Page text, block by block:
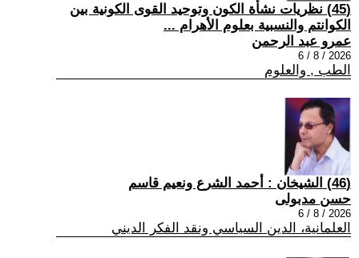
(45) نظريات نشأة الكون وتوحيد القوى الكونية بين
الكوانتم والنسبية بعلوم الأهرام ...
عمرو عبد الرحمن
2026 / 8 / 6
الطب , والعلوم
(46) الشيخان : أحمد الشرع ونعيم قاسم
حسن مدبولى
2026 / 8 / 6
العلمانية، الدين السياسي ونقد الفكر الديني